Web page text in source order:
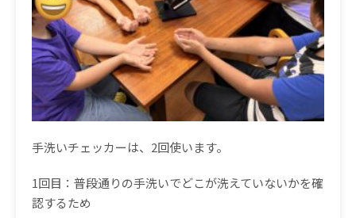
手洗いチェッカーは、2回使います。
1回目：普段通りの手洗いでどこが洗えていないかを確
認するため